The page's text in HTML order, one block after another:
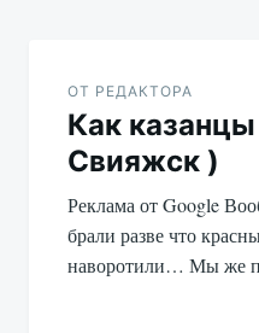
ОТ РЕДАКТОРА
Как
Свияжск )
Реклама от Google
брали разве что
наворотили… Мы же